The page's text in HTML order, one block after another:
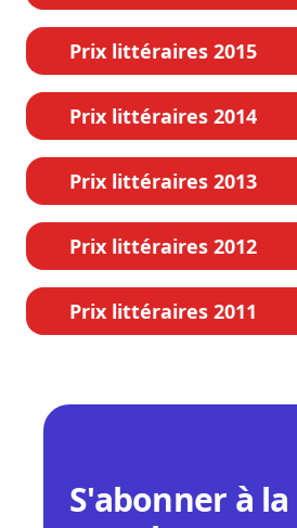
Prix littéraires 2015
Prix littéraires 2014
Prix littéraires 2013
Prix littéraires 2012
Prix littéraires 2011
S'abonner à la